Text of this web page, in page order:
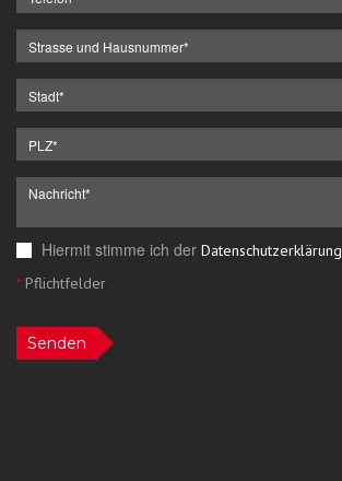
Hiermit stimme ich der Datenschutzerklärung
*Pflichtfelder
Senden